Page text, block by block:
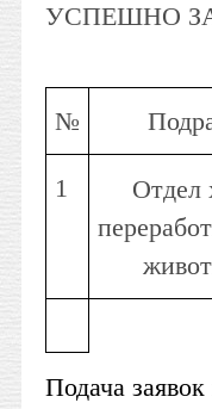
УСПЕШНО
№
1
Отдел
Подача